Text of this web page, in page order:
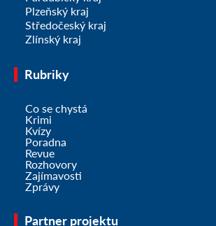
Plzeňský kraj
Středočeský kraj
Zlínský kraj
Rubriky
Co se chystá
Krimi
Kvízy
Poradna
Revue
Rozhovory
Zajímavosti
Zprávy
Partner projektu